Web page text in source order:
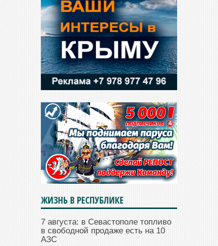
ЖИЗНЬ В РЕСПУБЛИКЕ
7 августа: в Севастополе топливо
в свободной продаже есть на 10
АЗС